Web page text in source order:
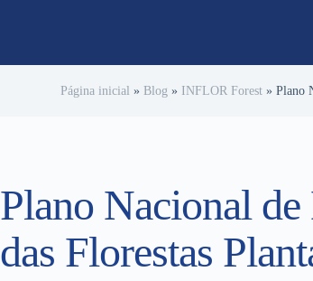
Página inicial » Blog » INFLOR Forest »Plano
Plano Nacional
das Florestas